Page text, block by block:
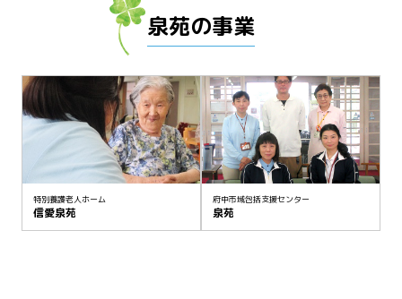
泉苑の事業
特別養護老人ホーム
信愛泉苑
府中市域包括支援センター
泉苑